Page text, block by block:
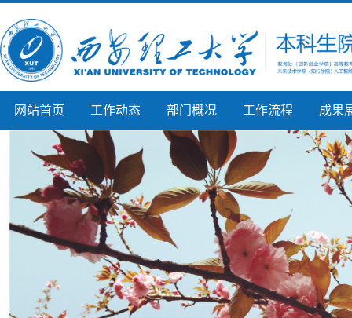
网站首页 工作动态 部门概况 工作流程 成果